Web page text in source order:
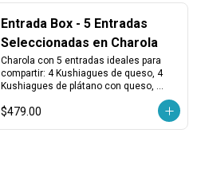
Entrada Box - 5 Entradas
Seleccionadas en Charola
Charola con 5 entradas ideales para
compartir: 4 Kushiagues de queso, 4
Kushiagues de plátano con queso,
tempura y edamames asados. ¡Puro
$479.00